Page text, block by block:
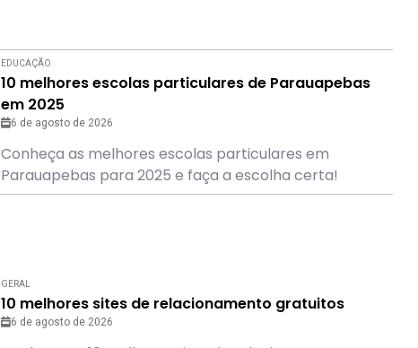
EDUCAÇÃO
10 melhores escolas particulares de Parauapebas
em 2025
6 de agosto de 2026
Conheça as melhores escolas particulares em
Parauapebas para 2025 e faça a escolha certa!
GERAL
10 melhores sites de relacionamento gratuitos
6 de agosto de 2026